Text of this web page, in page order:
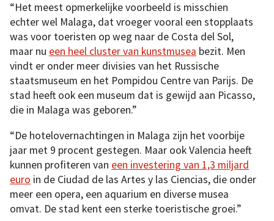
“Het meest opmerkelijke voorbeeld is misschien
echter wel Malaga, dat vroeger vooral een stopplaats
was voor toeristen op weg naar de Costa del Sol,
maar nu een heel cluster van kunstmusea bezit. Men
vindt er onder meer divisies van het Russische
staatsmuseum en het Pompidou Centre van Parijs. De
stad heeft ook een museum dat is gewijd aan Picasso,
die in Malaga was geboren.”
“De hotelovernachtingen in Malaga zijn het voorbije
jaar met 9 procent gestegen. Maar ook Valencia heeft
kunnen profiteren van een investering van 1,3 miljard
euro in de Ciudad de las Artes y las Ciencias, die onder
meer een opera, een aquarium en diverse musea
omvat. De stad kent een sterke toeristische groei.”